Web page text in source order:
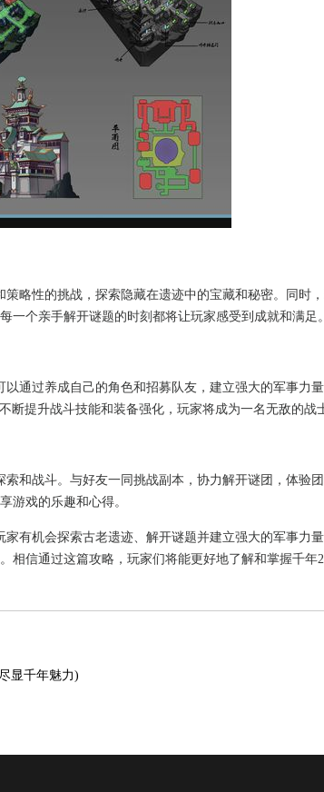
略性的挑战，探索隐藏在遗迹中的宝藏和秘密。同时
个亲手解开谜题的时刻都将让玩家感受到成就和满足。
通过养成自己的角色和招募队友，建立强大的军事力
断提升战斗技能和装备强化，玩家将成为一名无敌的战
和战斗。与好友一同挑战副本，协力解开谜团，体验
游戏的乐趣和心得。
有机会探索古老遗迹、解开谜题并建立强大的军事力
相信通过这篇攻略，玩家们将能更好地了解和掌握千年
显千年魅力)